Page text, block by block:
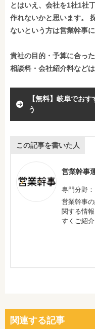
とはいえ、会社を1社1社
作れないかと思います。
ないという方は営業幹事
貴社の目的・予算に合っ
相談料・会社紹介料などは
【無料】岐阜でお
う
この記事を書いた人
営業幹事
専門分野
営業幹事
関する情
すくご紹介
関連する記事